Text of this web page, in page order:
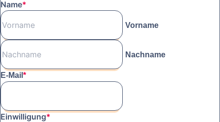
Name*
Vorname
Nachname
E-Mail *
Einwilligung*